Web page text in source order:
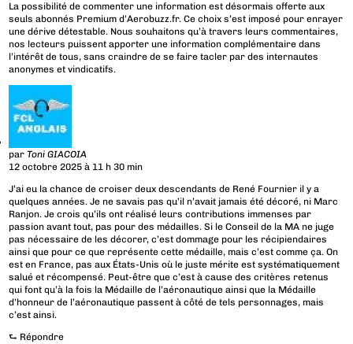
La possibilité de commenter une information est désormais offerte aux
seuls abonnés Premium d’Aerobuzz.fr. Ce choix s’est imposé pour enrayer
une dérive détestable. Nous souhaitons qu’à travers leurs commentaires,
nos lecteurs puissent apporter une information complémentaire dans
l’intérêt de tous, sans craindre de se faire tacler par des internautes
anonymes et vindicatifs.
parToni GIACOIA
12 octobre 2025 à 11 h 30 min
J’ai eu la chance de croiser deux descendants de René Fournier il y a
quelques années. Je ne savais pas qu’il n’avait jamais été décoré, ni Marc
Ranjon. Je crois qu’ils ont réalisé leurs contributions immenses par
passion avant tout, pas pour des médailles. Si le Conseil de la MA ne juge
pas nécessaire de les décorer, c’est dommage pour les récipiendaires
ainsi que pour ce que représente cette médaille, mais c’est comme ça. On
est en France, pas aux États-Unis où le juste mérite est systématiquement
salué et récompensé. Peut-être que c’est à cause des critères retenus
qui font qu’à la fois la Médaille de l’aéronautique ainsi que la Médaille
d’honneur de l’aéronautique passent à côté de tels personnages, mais
c’est ainsi.
⮑ Répondre